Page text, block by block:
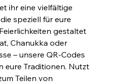
ihr eine vielfältige
speziell für eure
gestaltet
Chanukka oder
– unsere QR-Codes
eure Traditionen. Nutzt
Teilen von